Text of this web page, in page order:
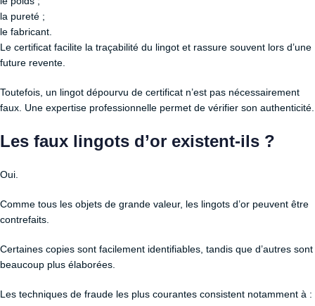
la pureté ;
le fabricant.
Le certificat facilite la traçabilité du lingot et rassure souvent lors d’une
future revente.
Toutefois, un lingot dépourvu de certificat n’est pas nécessairement
faux. Une expertise professionnelle permet de vérifier son authenticité.
Les faux lingots d’or existent-ils ?
Oui.
Comme tous les objets de grande valeur, les lingots d’or peuvent être
contrefaits.
Certaines copies sont facilement identifiables, tandis que d’autres sont
beaucoup plus élaborées.
Les techniques de fraude les plus courantes consistent notamment à :